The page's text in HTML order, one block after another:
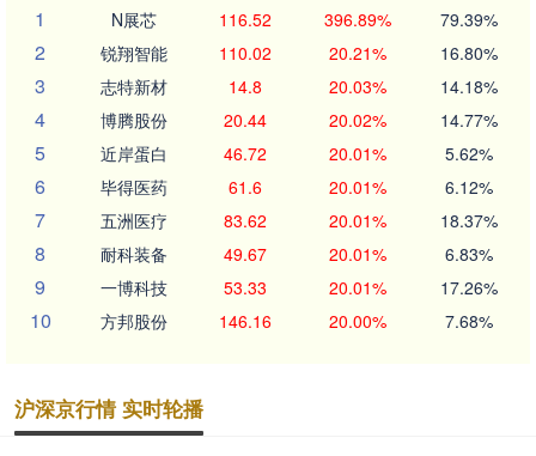
1
N展芯 116.52 396.89% 79.39%
2 锐翔智能 110.02 20.21% 16.80%
3 志特新材 14.8 20.03% 14.18%
4 博腾股份 20.44 20.02% 14.77%
5 近岸蛋白 46.72 20.01% 5.62%
6 毕得医药 61.6 20.01% 6.12%
7 五洲医疗 83.62 20.01% 18.37%
8 耐科装备 49.67 20.01% 6.83%
9 一博科技 53.33 20.01% 17.26%
10 方邦股份 146.16 20.00% 7.68%
沪深京行情 实时轮播